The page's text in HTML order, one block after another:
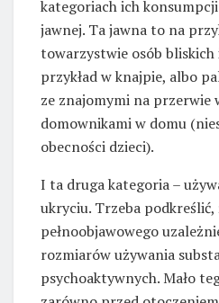
kategoriach ich
jawnej. Ta jawna to na
towarzystwie osób
przykład w knajpie, albo
ze znajomymi na przerwie
domownikami w domu
obecności dzieci).
I ta druga kategoria –
ukryciu. Trzeba
pełnoobjawowego
rozmiarów używania
psychoaktywnych. Mało